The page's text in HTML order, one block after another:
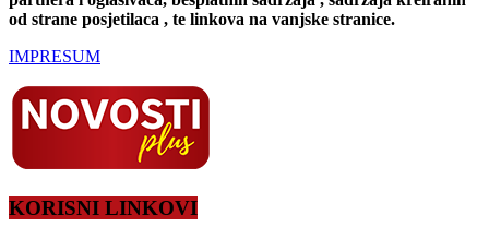
od strane posjetilaca , te linkova na vanjske stranice.
IMPRESUM
KORISNI LINKOVI